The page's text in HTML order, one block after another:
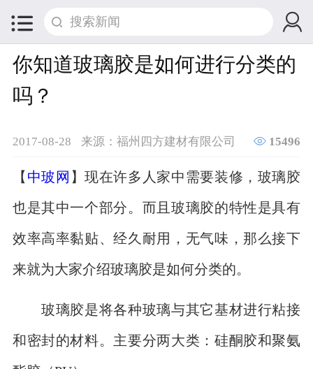
 
你知道玻璃胶是如何进行分类的
吗？
2017-08-28 来源：福州四方建材有限公司  15496
【 中玻网 】现在许多人家中需要装修，玻璃胶
也是其中一个部分。而且玻璃胶的特性是具有
效率高率黏贴、经久耐用，无气味，那么接下
来就为大家介绍玻璃胶是如何分类的。
玻璃胶是将各种玻璃与其它基材进行粘接
和密封的材料。主要分两大类：硅酮胶和聚氨